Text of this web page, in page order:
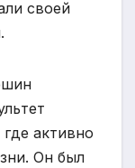
своей
активно
Он был